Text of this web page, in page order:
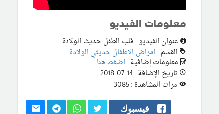
معلومات الفيديو
عنوان الفيديو : قلب الطفل حديث الولادة
القسم : امراض الاطفال حديثي الولادة
معلومات إضافية : اضغط هنا
تاريخ الإضافة : 14-07-2018
مرات المشاهدة : 3085
فيسبوك